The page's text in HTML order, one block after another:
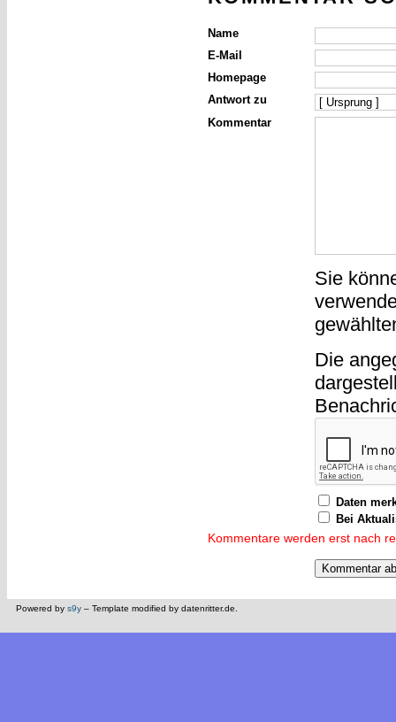
Name
E-Mail
Homepage
Antwort zu
Kommentar
Sie
Die
Daten
Bei
Kommentare werden erst nach
Powered by s9y – Template modified by datenritter.de.